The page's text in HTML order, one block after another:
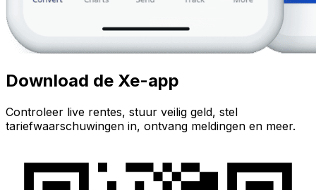
Download de Xe-app
Controleer live rentes, stuur veilig geld, stel
tariefwaarschuwingen in, ontvang meldingen en meer.